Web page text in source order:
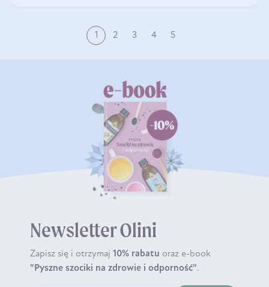
1 2 3 4 5
Newsletter Olini
Zapisz się i otrzymaj 10% rabatu oraz e-book
"Pyszne szociki na zdrowie i odporność".